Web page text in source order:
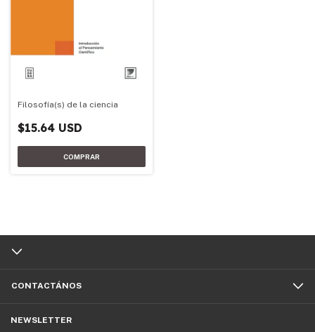
Filosofía(s) de la ciencia
$15.64 USD
CONTACTÁNOS
NEWSLETTER